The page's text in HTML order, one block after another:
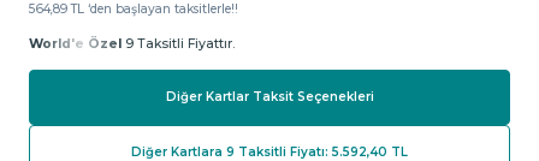
564,89 TL ‘den başlayan taksitlerle!!
World'e Özel 9 Taksitli Fiyattır.
Diğer Kartlar Taksit Seçenekleri
Diğer Kartlara 9 Taksitli Fiyatı: 5.592,40 TL